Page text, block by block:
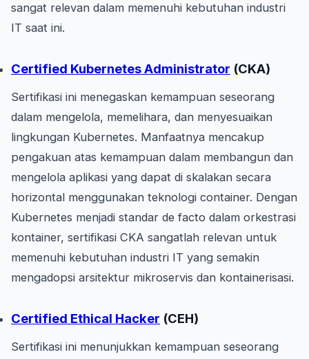
sangat relevan dalam memenuhi kebutuhan industri
IT saat ini.
Certified Kubernetes Administrator (CKA)
Sertifikasi ini menegaskan kemampuan seseorang
dalam mengelola, memelihara, dan menyesuaikan
lingkungan Kubernetes. Manfaatnya mencakup
pengakuan atas kemampuan dalam membangun dan
mengelola aplikasi yang dapat di skalakan secara
horizontal menggunakan teknologi container. Dengan
Kubernetes menjadi standar de facto dalam orkestrasi
kontainer, sertifikasi CKA sangatlah relevan untuk
memenuhi kebutuhan industri IT yang semakin
mengadopsi arsitektur mikroservis dan kontainerisasi.
Certified Ethical Hacker (CEH)
Sertifikasi ini menunjukkan kemampuan seseorang